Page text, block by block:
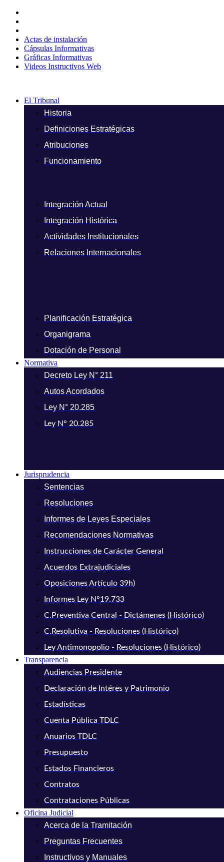
contenido
Actas de instalación
Cápsulas Informativas
Gráficas Informativas
Videos Instructivos Web
El Tribunal
Historia
Definiciones Estratégicas
Atribuciones
Funcionamiento
Integración Actual
Integración Histórica
Actividades Institucionales
Relaciones Internacionales
Planificación Estratégica
Organigrama
Dotación de Personal
Normativa
Decreto Ley N° 211
Autos Acordados
Ley N° 20.285
Ley N° 20.285
Jurisprudencia
Sentencias
Resoluciones
Informes de Leyes Especiales
Recomendaciones Normativas
Instrucciones de Carácter General
Acuerdos Extrajudiciales
Oposiciones Artículo 39h)
Informes Ley N°19.733
C.Preventiva Central - Dictámenes (Histórico)
C.Resolutiva - Resoluciones (Histórico)
Ley Antimonopolio - Resoluciones (Histórico)
Transparencia
Audiencias Presidente
Declaración de Intéres y Patrimonio
Estadísticas
Cuenta Pública TDLC
Anuarios TDLC
Presupuesto
Estados Financieros
Contratos
Contrataciones Públicas
Oficina Judicial
Acerca de la Tramitación
Preguntas Frecuentes
Instructivos y Manuales